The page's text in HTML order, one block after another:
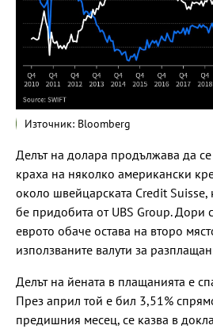
Източник: Bloomberg
Делът на долара продължава да
краха на няколко американски
около швейцарската Credit Suisse,
бе придобита от UBS Group. Дори
еврото обаче остава на второ
използваните валути за
Делът на йената в плащанията е
През април той е бил 3,51%
предишния месец, се казва в